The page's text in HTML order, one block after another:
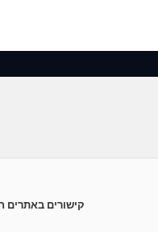
קישורים באתרים